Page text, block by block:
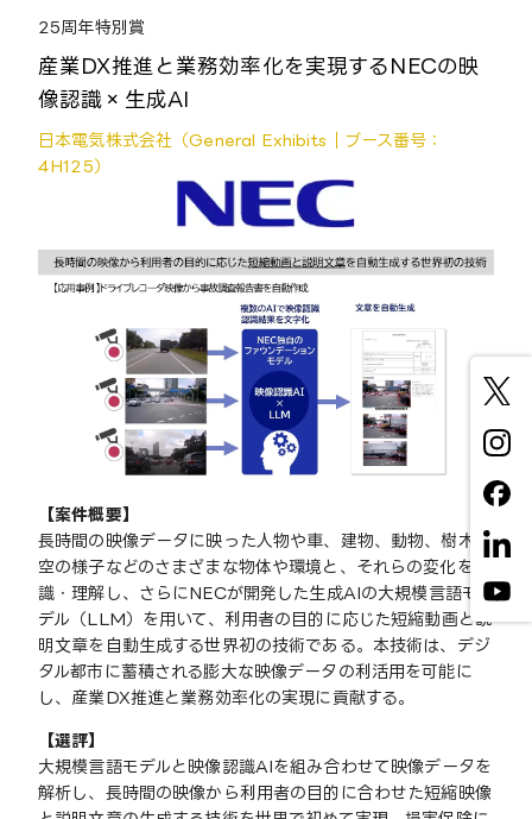
25周年特別賞
産業DX推進と業務効率化を実現するNECの映
像認識×生成AI
日本電気株式会社（General Exhibits｜ブース番号：
4H125）
【案件概要】
長時間の映像データに映った人物や車、建物、動物、樹木、
空の様子などのさまざまな物体や環境と、それらの変化を認
識・理解し、さらにNECが開発した生成AIの大規模言語モ
デル（LLM）を用いて、利用者の目的に応じた短縮動画と説
明文章を自動生成する世界初の技術である。本技術は、デジ
タル都市に蓄積される膨大な映像データの利活用を可能に
し、産業DX推進と業務効率化の実現に貢献する。
【選評】
大規模言語モデルと映像認識AIを組み合わせて映像データを
解析し、長時間の映像から利用者の目的に合わせた短縮映像